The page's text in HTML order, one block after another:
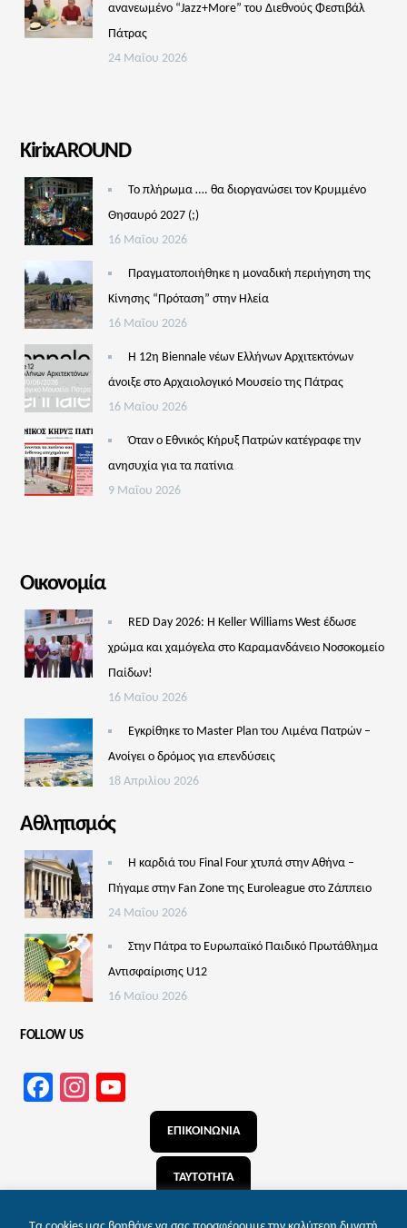
ανανεωμένο “Jazz+More” του Διεθνούς Φεστιβάλ
Πάτρας
24 Μαΐου 2026
KirixAROUND
Το πλήρωμα …. θα διοργανώσει τον Κρυμμένο
Θησαυρό 2027 (;)
16 Μαΐου 2026
Πραγματοποιήθηκε η μοναδική περιήγηση της
Κίνησης “Πρόταση” στην Ηλεία
16 Μαΐου 2026
Η 12η Biennale νέων Ελλήνων Αρχιτεκτόνων
άνοιξε στο Αρχαιολογικό Μουσείο της Πάτρας
16 Μαΐου 2026
Όταν ο Εθνικός Κήρυξ Πατρών κατέγραφε την
ανησυχία για τα πατίνια
9 Μαΐου 2026
Οικονομία
RED Day 2026: Η Keller Williams West έδωσε
χρώμα και χαμόγελα στο Καραμανδάνειο Νοσοκομείο
Παίδων!
16 Μαΐου 2026
Εγκρίθηκε το Master Plan του Λιμένα Πατρών –
Aνοίγει ο δρόμος για επενδύσεις
18 Απριλίου 2026
Αθλητισμός
Η καρδιά του Final Four χτυπά στην Αθήνα –
Πήγαμε στην Fan Zone της Euroleague στο Ζάππειο
24 Μαΐου 2026
Στην Πάτρα το Ευρωπαϊκό Παιδικό Πρωτάθλημα
Αντισφαίρισης U12
16 Μαΐου 2026
FOLLOW US
Facebook
Instagram
Channel
ΕΠΙΚΟΙΝΩΝΙΑ
ΤΑΥΤΟΤΗΤΑ